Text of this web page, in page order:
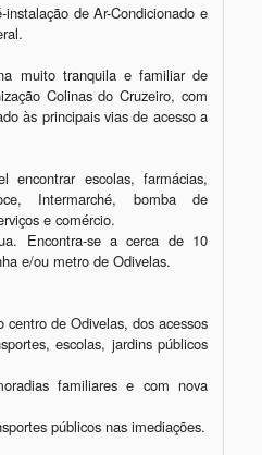
de Ar-Condicionado e
muito tranquila e familiar de
Colinas do Cruzeiro, com
às principais vias de acesso a
encontrar escolas, farmácias,
Intermarché, bomba de
e comércio.
Encontra-se a cerca de 10
e/ou metro de Odivelas.
centro de Odivelas, dos acessos
escolas, jardins públicos
familiares e com nova
públicos nas imediações.